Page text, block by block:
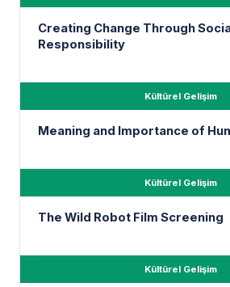
Creating Change Through
Responsibility
Kültürel Gelişim
Meaning and Importance of
Kültürel Gelişim
The Wild Robot Film Screening
Kültürel Gelişim